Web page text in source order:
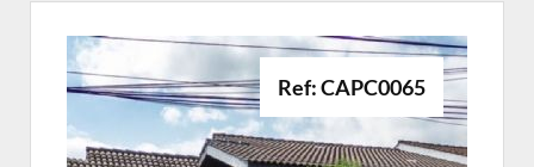
Ref: CAPC0065